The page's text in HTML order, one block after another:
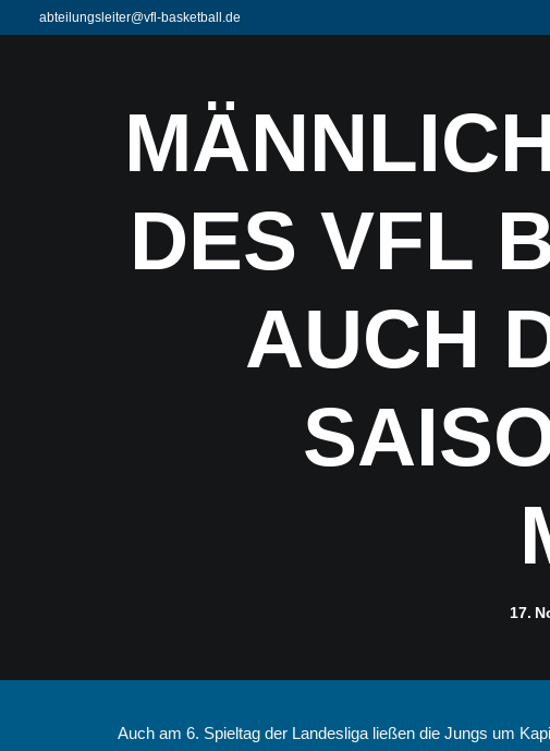
abteilungsleiter@vfl-basketball.de
DES VFL
AUCH
17.
Auch am 6. Spieltag der Landesliga ließen die Jungs um